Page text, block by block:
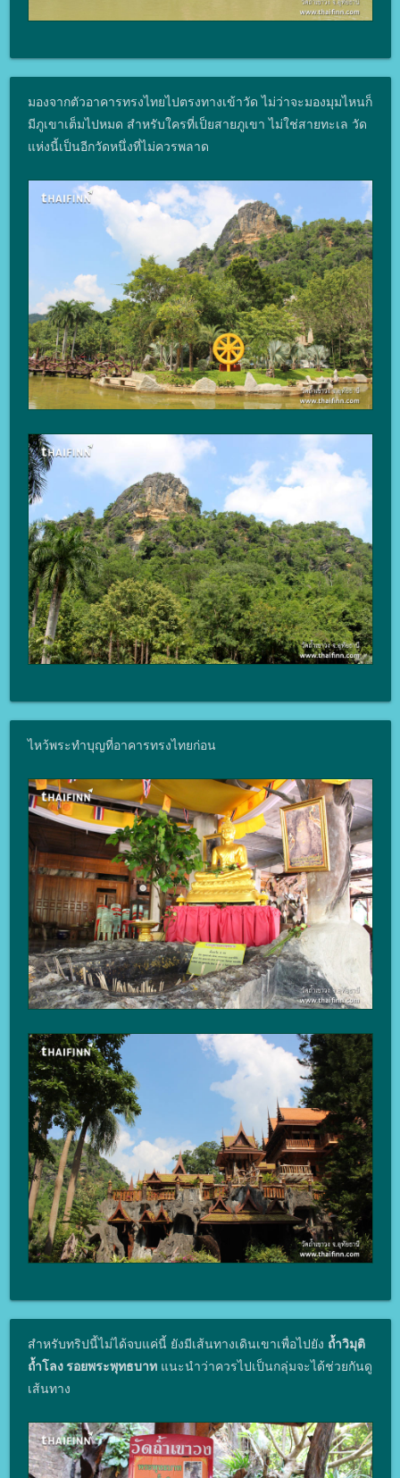
มองจากตัวอาคารทรงไทยไปตรงทางเข้าวัด ไม่ว่าจะมองมุมไหนก็
มีภูเขาเต็มไปหมด สำหรับใครที่เป็ยสายภูเขา ไม่ใช่สายทะเล วัด
แห่งนี้เป็นอีกวัดหนึ่งที่ไม่ควรพลาด
ไหว้พระทำบุญที่อาคารทรงไทยก่อน
สำหรับทริปนี้ไม่ได้จบแค่นี้ ยังมีเส้นทางเดินเขาเพื่อไปยัง ถ้ำวิมุติ
ถ้ำโลง รอยพระพุทธบาทแนะนำว่าควรไปเป็นกลุ่มจะได้ช่วยกันดู
เส้นทาง